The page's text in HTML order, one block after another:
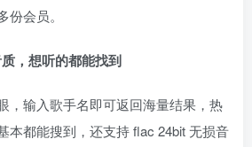
会员。
，想听的都能找到
，输入歌手名即可返回海量结果，热
本都能搜到，还支持 flac 24bit 无损音